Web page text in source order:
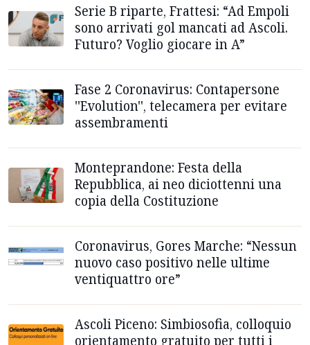
Serie B riparte, Frattesi: “Ad Empoli
sono arrivati gol mancati ad Ascoli.
Futuro? Voglio giocare in A”
Fase 2 Coronavirus: Contapersone
''Evolution'', telecamera per evitare
assembramenti
Monteprandone: Festa della
Repubblica, ai neo diciottenni una
copia della Costituzione
Coronavirus, Gores Marche: “Nessun
nuovo caso positivo nelle ultime
ventiquattro ore”
Ascoli Piceno: Simbiosofia, colloquio
orientamento gratuito per tutti i